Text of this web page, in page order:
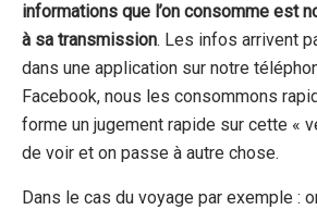
informations que l’on consomme est
à sa transmission. Les infos arrivent
dans une application sur notre
Facebook, nous les consommons
forme un jugement rapide sur cette «
de voir et on passe à autre chose.
Dans le cas du voyage par exemple :